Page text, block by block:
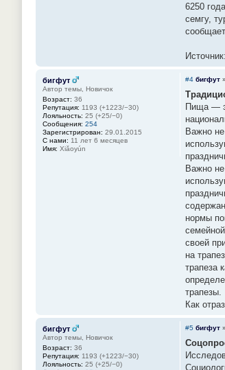
6250
семгу,
Источник:
бигфут
Автор темы, Новичок
Возраст: 36
Репутация: 1193 (+1223/−30)
Лояльность: 25 (+25/−0)
Сообщения: 254
Зарегистрирован: 29.01.2015
С нами: 11 лет 6 месяцев
Имя: Xiǎoyún
#4 бигфут »
Пища —
Важно
Важно
нормы
своей
на
трапеза
трапезы.
Как
бигфут
Автор темы, Новичок
Возраст: 36
Репутация: 1193 (+1223/−30)
Лояльность: 25 (+25/−0)
#5 бигфут »